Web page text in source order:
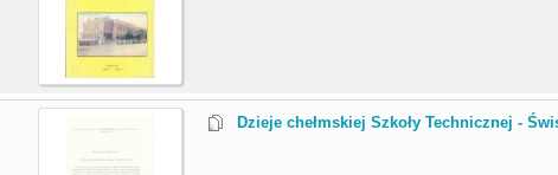
Dzieje chełmskiej Szkoły Technicznej -